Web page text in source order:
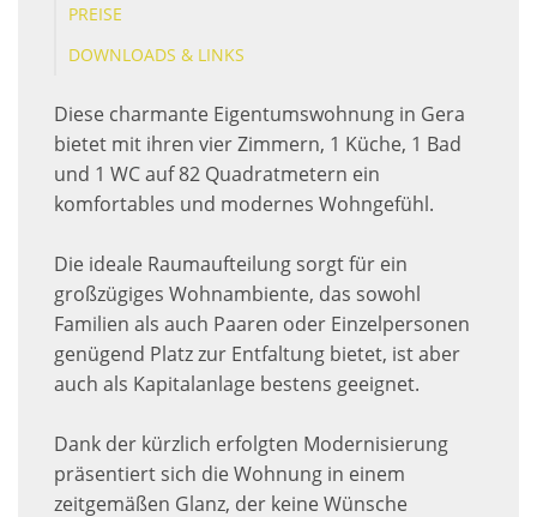
PREISE
DOWNLOADS & LINKS
Diese charmante Eigentumswohnung in Gera
bietet mit ihren vier Zimmern, 1 Küche, 1 Bad
und 1 WC auf 82 Quadratmetern ein
komfortables und modernes Wohngefühl.
Die ideale Raumaufteilung sorgt für ein
großzügiges Wohnambiente, das sowohl
Familien als auch Paaren oder Einzelpersonen
genügend Platz zur Entfaltung bietet, ist aber
auch als Kapitalanlage bestens geeignet.
Dank der kürzlich erfolgten Modernisierung
präsentiert sich die Wohnung in einem
zeitgemäßen Glanz, der keine Wünsche